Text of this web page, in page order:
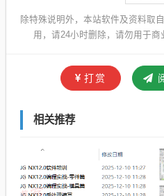
除特殊说明外，本站软件及资料取
用，请24小时删除，请勿用于商
打赏
相关推荐